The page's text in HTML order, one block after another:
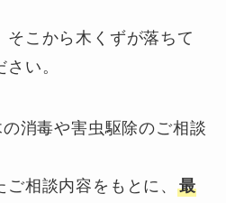
そこから木くずが落ちて
い。
消毒や害虫駆除のご相談
ご相談内容をもとに、最